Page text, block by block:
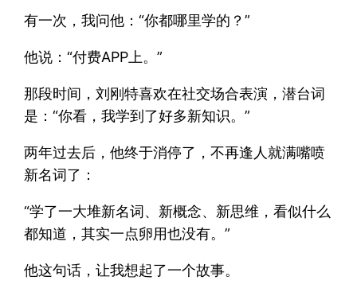
有一次，我问他：“你都哪里学的？”
他说：“付费APP上。”
那段时间，刘刚特喜欢在社交场合表演，潜台词
是：“你看，我学到了好多新知识。”
两年过去后，他终于消停了，不再逢人就满嘴喷
新名词了：
“学了一大堆新名词、新概念、新思维，看似什么
都知道，其实一点卵用也没有。”
他这句话，让我想起了一个故事。